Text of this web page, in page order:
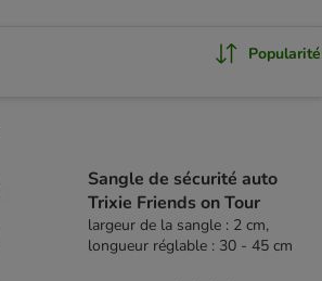
Popularité
Sangle de sécurité auto
Trixie Friends on Tour
largeur de la sangle : 2 cm,
longueur réglable : 30 - 45 cm